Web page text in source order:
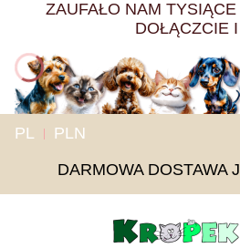
ZAUFAŁO NAM
DOŁĄCZCIE
PL PLN
DARMOWA DOSTAWA